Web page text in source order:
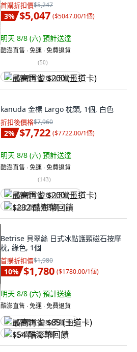
首購折扣價$5,247
3% $5,047 ($5047.00/1個)
明天 8/8 (六) 預計送達
酷澎直售 ∙ 免運 ∙ 免費退貨
(50)
最高再省 $200 (王道卡)
kanuda 金標 Largo 枕頭, 1個, 白色
折扣後價格$7,960
2% $7,722 ($7722.00/1個)
明天 8/8 (六) 預計送達
酷澎直售 ∙ 免運 ∙ 免費退貨
(143)
最高再省 $200 (王道卡)
$232 酷澎幣回饋
Betrise 貝翠絲 日式冰點護頸磁石按摩
枕, 綠色, 1個
首購折扣價$1,980
10% $1,780 ($1780.00/1個)
明天 8/8 (六) 預計送達
酷澎直售 ∙ 免運 ∙ 免費退貨
最高再省 $89 (王道卡)
$54 酷澎幣回饋